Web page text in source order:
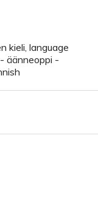
kieli, language
äänneoppi -